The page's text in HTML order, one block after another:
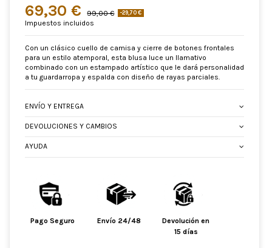
69,30 € 99,00 € -29,70 €
Impuestos incluidos
Con un clásico cuello de camisa y cierre de botones frontales
para un estilo atemporal, esta blusa luce un llamativo
combinado con un estampado artístico que le dará personalidad
a tu guardarropa y espalda con diseño de rayas parciales.
ENVÍO Y ENTREGA
DEVOLUCIONES Y CAMBIOS
AYUDA
Pago Seguro Envío 24/48
Devolución en
15 días